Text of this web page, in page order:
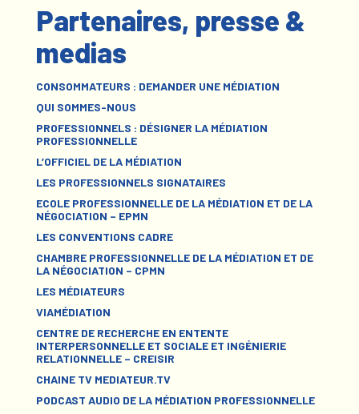
Partenaires, presse &
medias
CONSOMMATEURS : DEMANDER UNE MÉDIATION
QUI SOMMES-NOUS
PROFESSIONNELS : DÉSIGNER LA MÉDIATION
PROFESSIONNELLE
L’OFFICIEL DE LA MÉDIATION
LES PROFESSIONNELS SIGNATAIRES
ECOLE PROFESSIONNELLE DE LA MÉDIATION ET DE LA
NÉGOCIATION – EPMN
LES CONVENTIONS CADRE
CHAMBRE PROFESSIONNELLE DE LA MÉDIATION ET DE
LA NÉGOCIATION – CPMN
LES MÉDIATEURS
VIAMÉDIATION
CENTRE DE RECHERCHE EN ENTENTE
INTERPERSONNELLE ET SOCIALE ET INGÉNIERIE
RELATIONNELLE – CREISIR
CHAINE TV MEDIATEUR.TV
PODCAST AUDIO DE LA MÉDIATION PROFESSIONNELLE